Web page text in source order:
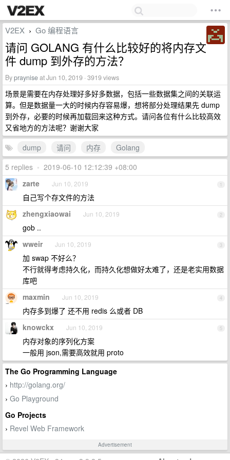
V2EX › Go 编程语言
请问 GOLANG 有什么比较好的将内存文
件 dump 到外存的方法？
Byprayniseat Jun 10, 2019 · 3919 views
场景是需要在内存处理好多好多数据，包括一些数据集之间的关联运
算。但是数据量一大的时候内存容易爆，想将部分处理结果先 dump
到外存，必要的时候再加载回来这种方式。请问各位有什么比较高效
又省地方的方法呢？谢谢大家
dump
请问 内存
Golang
5 replies • 2019-06-10 12:12:39 +08:00
1
zarte Jun 10, 2019
自己写个存文件的方法
2
zhengxiaowai Jun 10, 2019
gob ..
3
wweir Jun 10, 2019
加 swap 不好么？
不行就得考虑持久化，而持久化想做好太难了，还是老实用数据
库吧
4
maxmin Jun 10, 2019
内存多到爆了 还不用 redis 么或者 DB
5
knowckx Jun 10, 2019
内存对象的序列化方案
一般用 json,需要高效就用 proto
The Go Programming Language
› http://golang.org/
› Go Playground
Go Projects
› Revel Web Framework
Advertisement